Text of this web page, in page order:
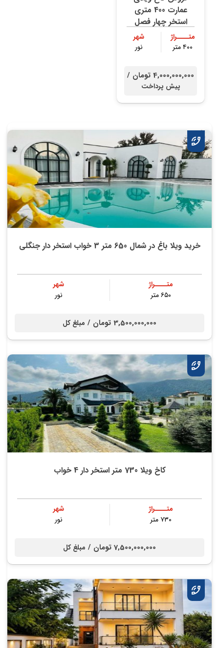
عمارت 400 متری
استخر چهار فصل
متــــراژ
۴۰۰ متر
شهر
نور
4,000,000,000 تومان /
پیش پرداخت
خرید ویلا باغ در شمال 650 متر 3 خواب استخر دار جنگلی
متــــراژ
۶۵۰ متر
شهر
نور
3,500,000,000 تومان / مبلغ کل
کاخ ویلا 730 متر استخر دار 4 خواب
متــــراژ
۷۳۰ متر
شهر
نور
7,500,000,000 تومان / مبلغ کل